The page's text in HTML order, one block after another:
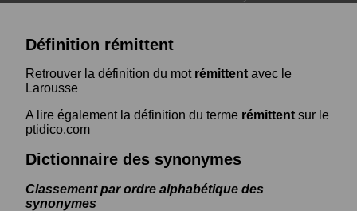
Définition rémittent
Retrouver la définition du mot rémittent avec le
Larousse
A lire également la définition du terme rémittent sur le
ptidico.com
Dictionnaire des synonymes
Classement par ordre alphabétique des
synonymes